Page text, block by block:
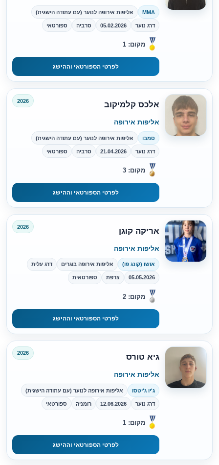
MMA אליפות אירופה לנוער (עם עתודה הישגית)
דרג נוער 05.02.2026 סרביה ספורטאי
מקום: 1
לפרטי הספורטאי וההישג
אלכס קלמיקוב 2026
אליפות אירופה
סמבו אליפות אירופה לנוער (עם עתודה הישגית)
דרג נוער 21.04.2026 סרביה ספורטאי
מקום: 3
לפרטי הספורטאי וההישג
אריקה קוגן 2026
אליפות אירופה
אושו (קונג פו) אליפות אירופה בוגרים דרג עלית
05.05.2026 צרפת ספורטאית
מקום: 2
לפרטי הספורטאי וההישג
גיא טורס 2026
אליפות אירופה
ג'יו ג'יטסו אליפות אירופה לנוער (עם עתודה הישגית)
דרג נוער 12.06.2026 רומניה ספורטאי
מקום: 1
לפרטי הספורטאי וההישג